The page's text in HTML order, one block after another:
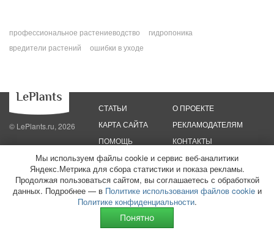
профессиональное растениеводство
гидропоника
вредители растений
ошибки в уходе
© LePlants.ru, 2026
СТАТЬИ
КАРТА САЙТА
ПОМОЩЬ
О ПРОЕКТЕ
РЕКЛАМОДАТЕЛЯМ
КОНТАКТЫ
Политика конфиденциальности
Политика использования файлов cookie
Пользовательское соглашение
Редакционные стандарты
ООО «Трафик»
ИНН 7813175200 ОГРН 1027806866724
Монетизация
Мы используем файлы cookie и сервис веб-аналитики
Яндекс.Метрика для сбора статистики и показа рекламы.
Продолжая пользоваться сайтом, вы соглашаетесь с обработкой
данных. Подробнее — в Политике использования файлов cookieи
Политике конфиденциальности.
Понятно